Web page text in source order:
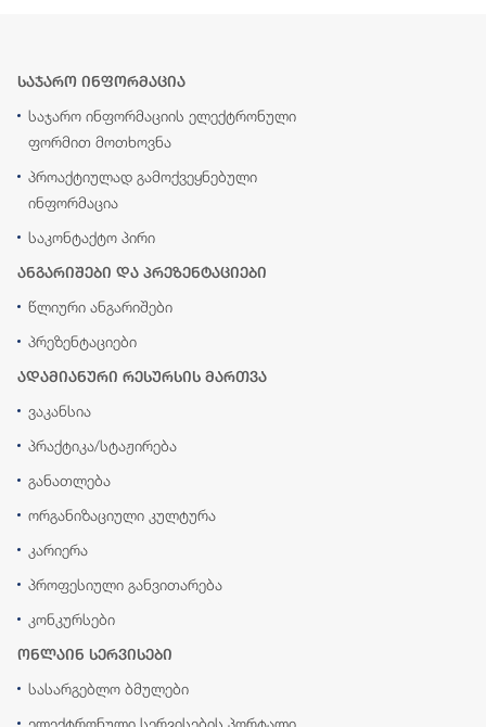
საჯარო ინფორმაცია
საჯარო ინფორმაციის ელექტრონული
ფორმით მოთხოვნა
პროაქტიულად გამოქვეყნებული
ინფორმაცია
საკონტაქტო პირი
ანგარიშები და პრეზენტაციები
წლიური ანგარიშები
პრეზენტაციები
ადამიანური რესურსის მართვა
ვაკანსია
პრაქტიკა/სტაჟირება
განათლება
ორგანიზაციული კულტურა
კარიერა
პროფესიული განვითარება
კონკურსები
ონლაინ სერვისები
სასარგებლო ბმულები
ელექტრონული სერვისების პორტალი